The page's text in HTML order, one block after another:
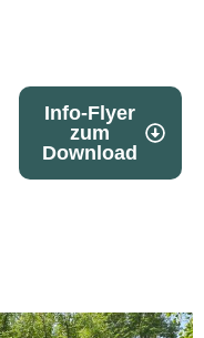
Info-Flyer
zum
Download